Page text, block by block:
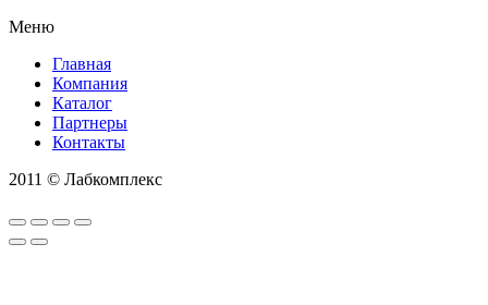
Меню
Главная
Компания
Каталог
Партнеры
Контакты
2011 © Лабкомплекс